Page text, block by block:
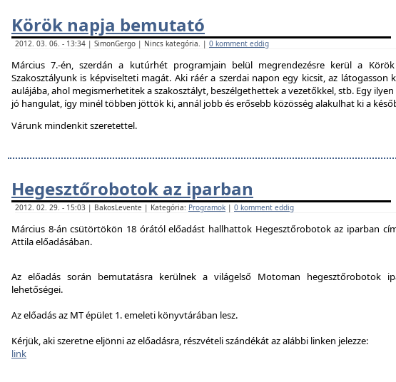
Körök napja bemutató
2012. 03. 06. - 13:34 | SimonGergo | Nincs kategória. | 0 komment eddig
Március 7.-én, szerdán a kutúrhét programjain belül megrendezésre kerül a
Szakosztályunk is képviselteti magát. Aki ráér a szerdai napon egy kicsit, az látogasson
aulájába, ahol megismerhetitek a szakosztályt, beszélgethettek a vezetőkkel, stb. Egy
jó hangulat, így minél többen jöttök ki, annál jobb és erősebb közösség alakulhat ki a
Várunk mindenkit szeretettel.
Hegesztőrobotok az iparban
2012. 02. 29. - 15:03 | BakosLevente | Kategória: Programok | 0 komment eddig
Március 8-án csütörtökön 18 órától előadást hallhattok Hegesztőrobotok az iparban
Attila előadásában.
Az előadás során bemutatásra kerülnek a világelső Motoman hegesztőrobotok
lehetőségei.
Az előadás az MT épület 1. emeleti könyvtárában lesz.
Kérjük, aki szeretne eljönni az előadásra, részvételi szándékát az alábbi linken jelezze:
link